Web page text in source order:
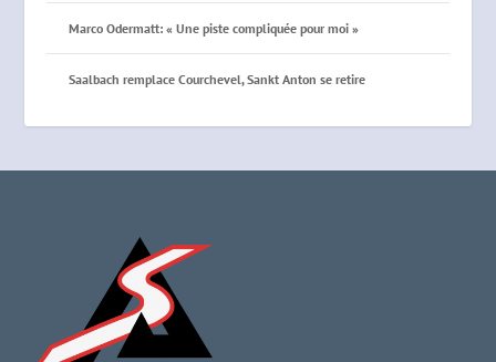
Marco Odermatt: « Une piste compliquée pour moi »
Saalbach remplace Courchevel, Sankt Anton se retire